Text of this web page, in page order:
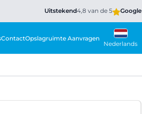
Uitstekend4,8 van de 5 Google
ContactOpslagruimte Aanvragen
Nederlands